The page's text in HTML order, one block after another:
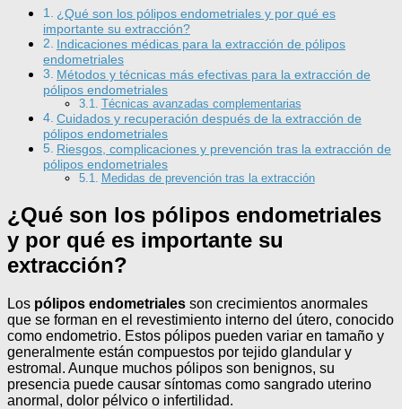
¿Qué son los pólipos endometriales y por qué es
importante su extracción?
Indicaciones médicas para la extracción de pólipos
endometriales
Métodos y técnicas más efectivas para la extracción de
pólipos endometriales
Técnicas avanzadas complementarias
Cuidados y recuperación después de la extracción de
pólipos endometriales
Riesgos, complicaciones y prevención tras la extracción de
pólipos endometriales
Medidas de prevención tras la extracción
¿Qué son los pólipos endometriales
y por qué es importante su
extracción?
Los pólipos endometriales son crecimientos anormales
que se forman en el revestimiento interno del útero, conocido
como endometrio. Estos pólipos pueden variar en tamaño y
generalmente están compuestos por tejido glandular y
estromal. Aunque muchos pólipos son benignos, su
presencia puede causar síntomas como sangrado uterino
anormal, dolor pélvico o infertilidad.